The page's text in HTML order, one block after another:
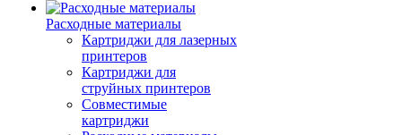
Расходные материалы
Картриджи для лазерных
принтеров
Картриджи для
струйных принтеров
Совместимые
картриджи